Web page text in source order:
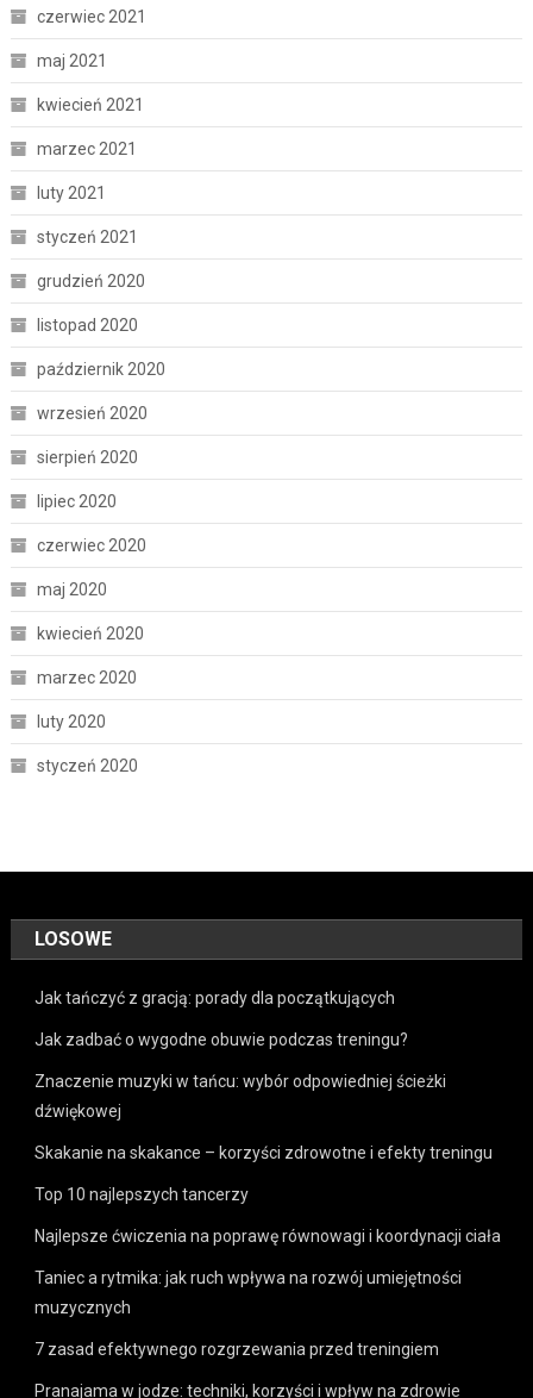
czerwiec 2021
maj 2021
kwiecień 2021
marzec 2021
luty 2021
styczeń 2021
grudzień 2020
listopad 2020
październik 2020
wrzesień 2020
sierpień 2020
lipiec 2020
czerwiec 2020
maj 2020
kwiecień 2020
marzec 2020
luty 2020
styczeń 2020
LOSOWE
Jak tańczyć z gracją: porady dla początkujących
Jak zadbać o wygodne obuwie podczas treningu?
Znaczenie muzyki w tańcu: wybór odpowiedniej ścieżki
dźwiękowej
Skakanie na skakance – korzyści zdrowotne i efekty treningu
Top 10 najlepszych tancerzy
Najlepsze ćwiczenia na poprawę równowagi i koordynacji ciała
Taniec a rytmika: jak ruch wpływa na rozwój umiejętności
muzycznych
7 zasad efektywnego rozgrzewania przed treningiem
Pranajama w jodze: techniki, korzyści i wpływ na zdrowie